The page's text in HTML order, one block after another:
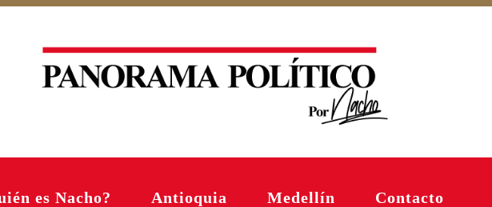
es Nacho? Antioquia Medellín Contacto